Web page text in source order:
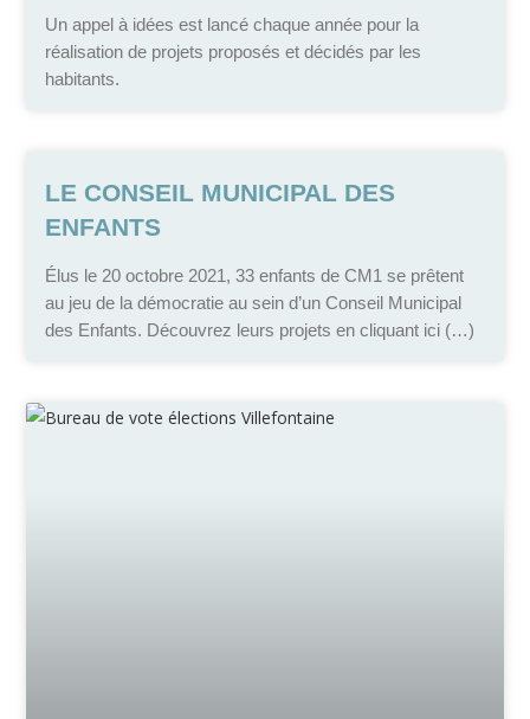
Un appel à idées est lancé chaque année pour la
réalisation de projets proposés et décidés par les
habitants.
LE CONSEIL MUNICIPAL DES
ENFANTS
Élus le 20 octobre 2021, 33 enfants de CM1 se prêtent
au jeu de la démocratie au sein d’un Conseil Municipal
des Enfants. Découvrez leurs projets en cliquant ici (…)